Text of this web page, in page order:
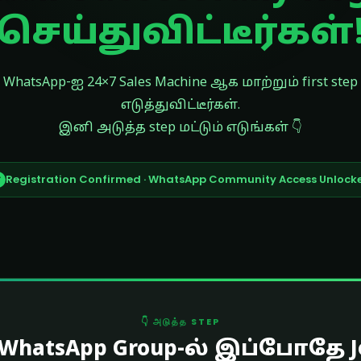
WhatsApp-ஐ 24×7 Sales Machine ஆக மாற்றும் first step
எடுத்துவிட்டீர்கள்.
இனி அடுத்த step மட்டும் எடுங்கள் 👇
Registration Confirmed · WhatsApp Community Access
👇 அடுத்த STEP
Group-ல் இப்போதே